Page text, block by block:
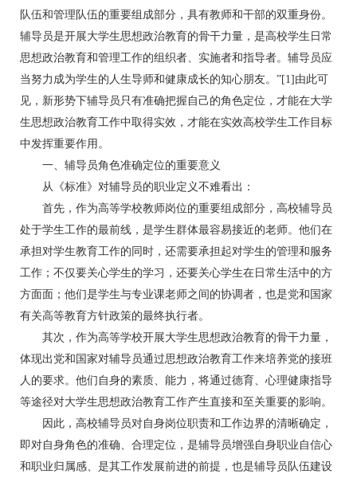
队伍和管理队伍的重要组成部分，具有教师和干部的双重身份。
辅导员是开展大学生思想政治教育的骨干力量，是高校学生日常
思想政治教育和管理工作的组织者、实施者和指导者。辅导员应
当努力成为学生的人生导师和健康成长的知心朋友。”[1]由此可
见，新形势下辅导员只有准确把握自己的角色定位，才能在大学
生思想政治教育工作中取得实效，才能在实效高校学生工作目标
中发挥重要作用。
一、辅导员角色准确定位的重要意义
从《标准》对辅导员的职业定义不难看出：
首先，作为高等学校教师岗位的重要组成部分，高校辅导员
处于学生工作的最前线，是学生群体最容易接近的老师。他们在
承担对学生教育工作的同时，还需要承担起对学生的管理和服务
工作；不仅要关心学生的学习，还要关心学生在日常生活中的方
方面面；他们是学生与专业课老师之间的协调者，也是党和国家
有关高等教育方针政策的最终执行者。
其次，作为高等学校开展大学生思想政治教育的骨干力量，
体现出党和国家对辅导员通过思想政治教育工作来培养党的接班
人的要求。他们自身的素质、能力，将通过德育、心理健康指导
等途径对大学生思想政治教育工作产生直接和至关重要的影响。
因此，高校辅导员对自身岗位职责和工作边界的清晰确定，
即对自身角色的准确、合理定位，是辅导员增强自身职业自信心
和职业归属感、是其工作发展前进的前提，也是辅导员队伍建设